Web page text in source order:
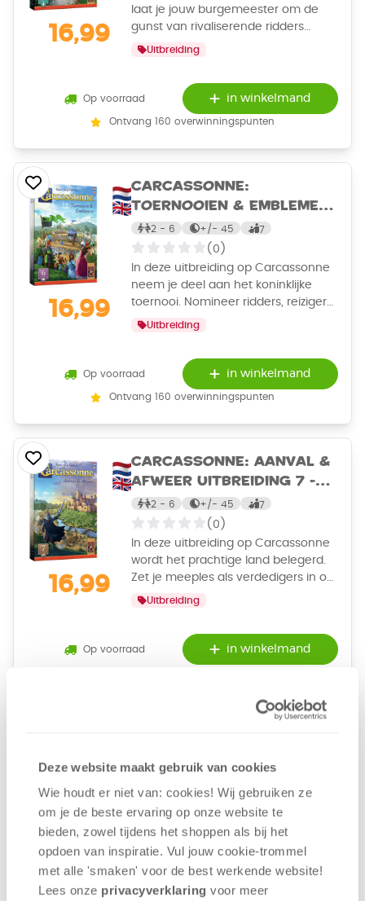
Deze website maakt gebruik van cookies
Wie houdt er niet van: cookies! Wij gebruiken ze
om je de beste ervaring op onze website te
bieden, zowel tijdens het shoppen als bij het
opdoen van inspiratie. Vul jouw cookie-trommel
met alle 'smaken' voor de best werkende website​!
Lees onze privacyverklaring voor meer
16,99
laat je jouw burgemeester om de
gunst van rivaliserende ridders
strijden, voordat hij voor een
vogelverschrikker slim om je invloed
nog verder uit te breiden.
Uitbreiding
Op voorraad in winkelmand
Ontvang 160 overwinningspunten
16,99
Carcassonne:
Toernooien & Emblemen
Uitbreiding 6 - Bordspel
2 - 6 +/- 45 7
(0)
In deze uitbreiding op Carcassonne
neem je deel aan het koninklijke
toernooi. Nomineer ridders, reizigers
en boeren in de grootste projecten
waardevol standbeeld met jouw
embleem opgericht.
Uitbreiding
Op voorraad in winkelmand
Ontvang 160 overwinningspunten
16,99
Carcassonne: Aanval &
Afweer Uitbreiding 7 -
Bordspel
2 - 6 +/- 45 7
(0)
In deze uitbreiding op Carcassonne
wordt het prachtige land belegerd.
Zet je meeples als verdedigers in om
je fort te versterken en punten te
project opgeven.
Uitbreiding
Op voorraad in winkelmand
16,99
- Bordspel
(0)
In deze uitbreiding op Carcassonne
vormen nieuwe gebouwen het
gebied. Slim geplaatste bruggen
verbeteren je wegen, ridders worden
door jonkvrouwen in burchten het
Uitbreiding